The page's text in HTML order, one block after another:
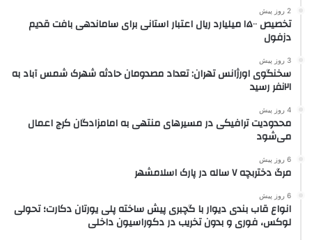
2 روز پیش
تخصیص ۱۵۰۰ میلیارد ریال اعتبار استانی برای ساماندهی بافت قدیم
دزفول
3 روز پیش
سخنگوی اورژانس تهران: تعداد مصدومان حادثه شهرک شمس آباد به
۲۱نفر رسید
4 روز پیش
محدودیت ترافیکی در مسیرهای منتهی به امامزادگان کرج اعمال
می‌شود
6 روز پیش
مرگ دختربچه ۷ ساله در پارک اسلامشهر
6 روز پیش
انواع قاب بندی دیوار با گچبری پیش ساخته پلی یورتان دکارت؛ تحولی
لوکس، فوری و بدون تخریب در دکوراسیون داخلی